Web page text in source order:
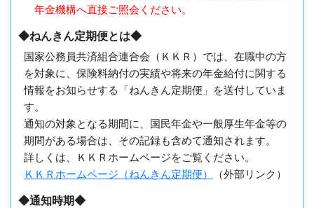
年金機構へ直接ご照会ください。
◆ねんきん定期便とは◆
国家公務員共済組合連合会（ＫＫＲ）では、在職中の方
を対象に、保険料納付の実績や将来の年金給付に関する
情報をお知らせする「ねんきん定期便」を送付していま
す。
通知の対象となる期間に、国民年金や一般厚生年金等の
期間がある場合は、その記録も含めて通知されます。
詳しくは、ＫＫＲホームページをご覧ください。
ＫＫＲホームページ（ねんきん定期便）
（外部リンク）
◆通知時期◆